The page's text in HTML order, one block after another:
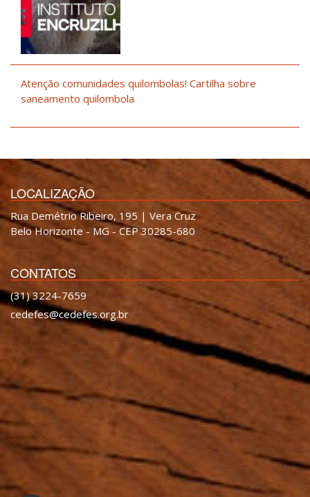
Atenção comunidades quilombolas! Cartilha sobre
saneamento quilombola
LOCALIZAÇÃO
Rua Demétrio Ribeiro, 195 | Vera Cruz
Belo Horizonte - MG - CEP 30285-680
CONTATOS
(31) 3224-7659
cedefes@cedefes.org.br